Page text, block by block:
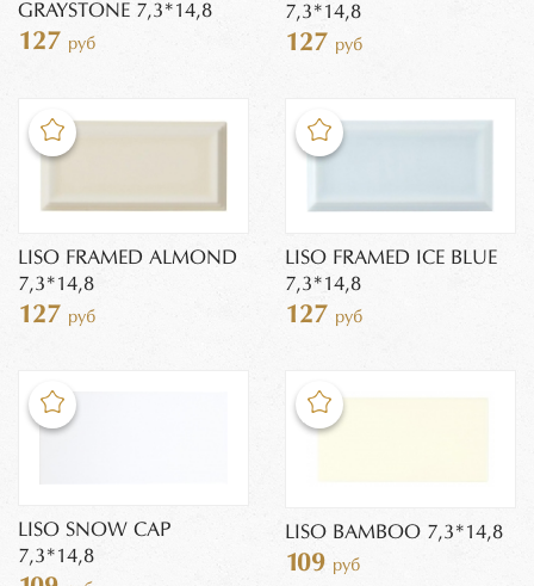
GRAYSTONE 7,3*14,8
127 руб
7,3*14,8
127 руб
LISO FRAMED ALMOND
7,3*14,8
127 руб
LISO FRAMED ICE BLUE
7,3*14,8
127 руб
LISO SNOW CAP
7,3*14,8
LISO BAMBOO 7,3*14,8
109 руб